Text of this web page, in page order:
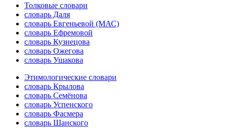
Толковые словари
словарь Даля
словарь Евгеньевой (МАС)
словарь Ефремовой
словарь Кузнецова
словарь Ожегова
словарь Ушакова
Этимологические словари
словарь Крылова
словарь Семёнова
словарь Успенского
словарь Фасмера
словарь Шанского